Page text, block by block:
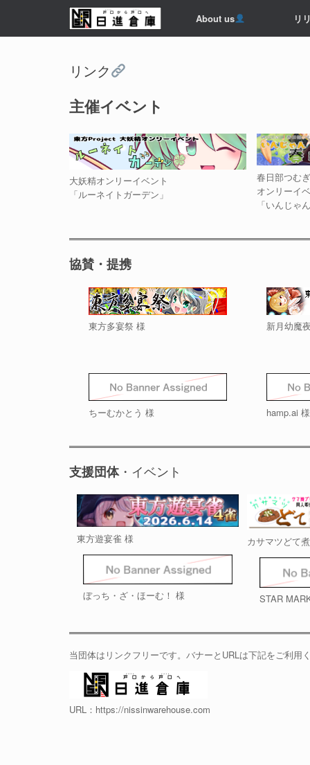
About us リ
リンク
主催イベント
大妖精オンリーイベント
「ルーネイトガーデン」
春日部つむぎ
オンリーイ
「いんじゃ
協賛・提携
東方多宴祭 様 新月幼魔
ちーむかとう 様 hamp.ai 様
支援団体・イベント
東方遊宴雀 様
ぼっち・ざ・ほーむ！ 様
カサマツどて
STAR
当団体はリンクフリーです。バナーとURLは下記をご利用
URL：https://nissinwarehouse.com